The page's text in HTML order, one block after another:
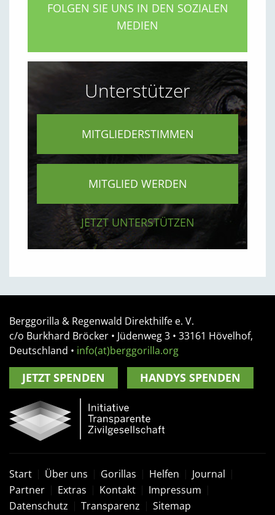
FOLGEN SIE UNS IN DEN SOZIALEN
MEDIEN
Unterstützer
MITGLIEDERSTIMMEN
MITGLIED WERDEN
JETZT UNTERSTÜTZEN
Berggorilla & Regenwald Direkthilfe e. V.
c/o Burkhard Bröcker • Jüdenweg 3 • 33161 Hövelhof,
Deutschland • info(at)berggorilla.org
JETZT SPENDEN HANDYS SPENDEN
Start Über uns Gorillas Helfen
Journal
Partner
Extras Kontakt
Impressum
Datenschutz
Transparenz Sitemap